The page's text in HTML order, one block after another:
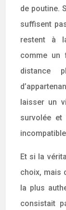
de poutine.
suffisent
restent à
comme un
distance
laisser un
survolée et
Et si la
choix, mais
la plus
consistait